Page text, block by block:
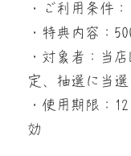
・ご利用条件
・特典内容：
・対象者：当
定、抽選に当選
・使用期限：
効